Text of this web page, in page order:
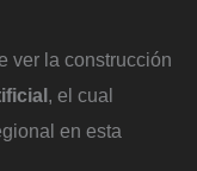
ver la construcción
, el cual
en esta